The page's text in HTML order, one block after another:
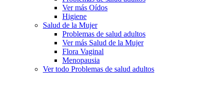
Ver más Oídos
Higiene
Salud de la Mujer
Problemas de salud adultos
Ver más Salud de la Mujer
Flora Vaginal
Menopausia
Ver todo Problemas de salud adultos